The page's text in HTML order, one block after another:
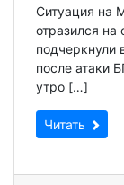
Ситуация на
отразился на
подчеркнули
после атаки
утро […]
Читать